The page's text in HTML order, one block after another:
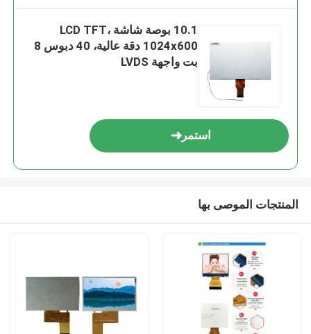
10.1 بوصة شاشة LCD TFT،
1024x600 دقة عالية، 40 دبوس 8
بت واجهة LVDS
استمر
المنتجات الموصى بها